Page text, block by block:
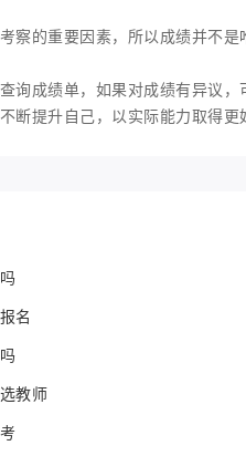
的重要因素，所以成绩并不是
询成绩单，如果对成绩有异议，
提升自己，以实际能力取得更
名
教师